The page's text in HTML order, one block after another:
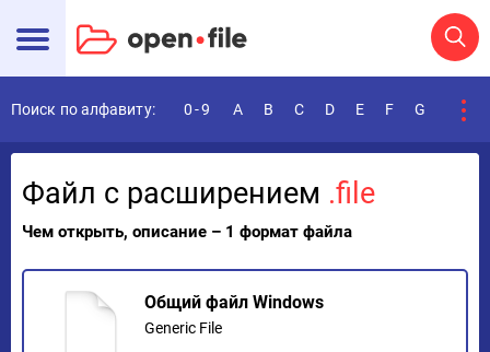
Поиск по алфавиту: 0-9 A B C D E F G
Файл с расширением .file
Чем открыть, описание – 1 формат файла
Общий файл Windows
Generic File